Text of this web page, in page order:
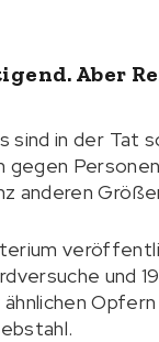
Aber
sind in der Tat
anderen
und